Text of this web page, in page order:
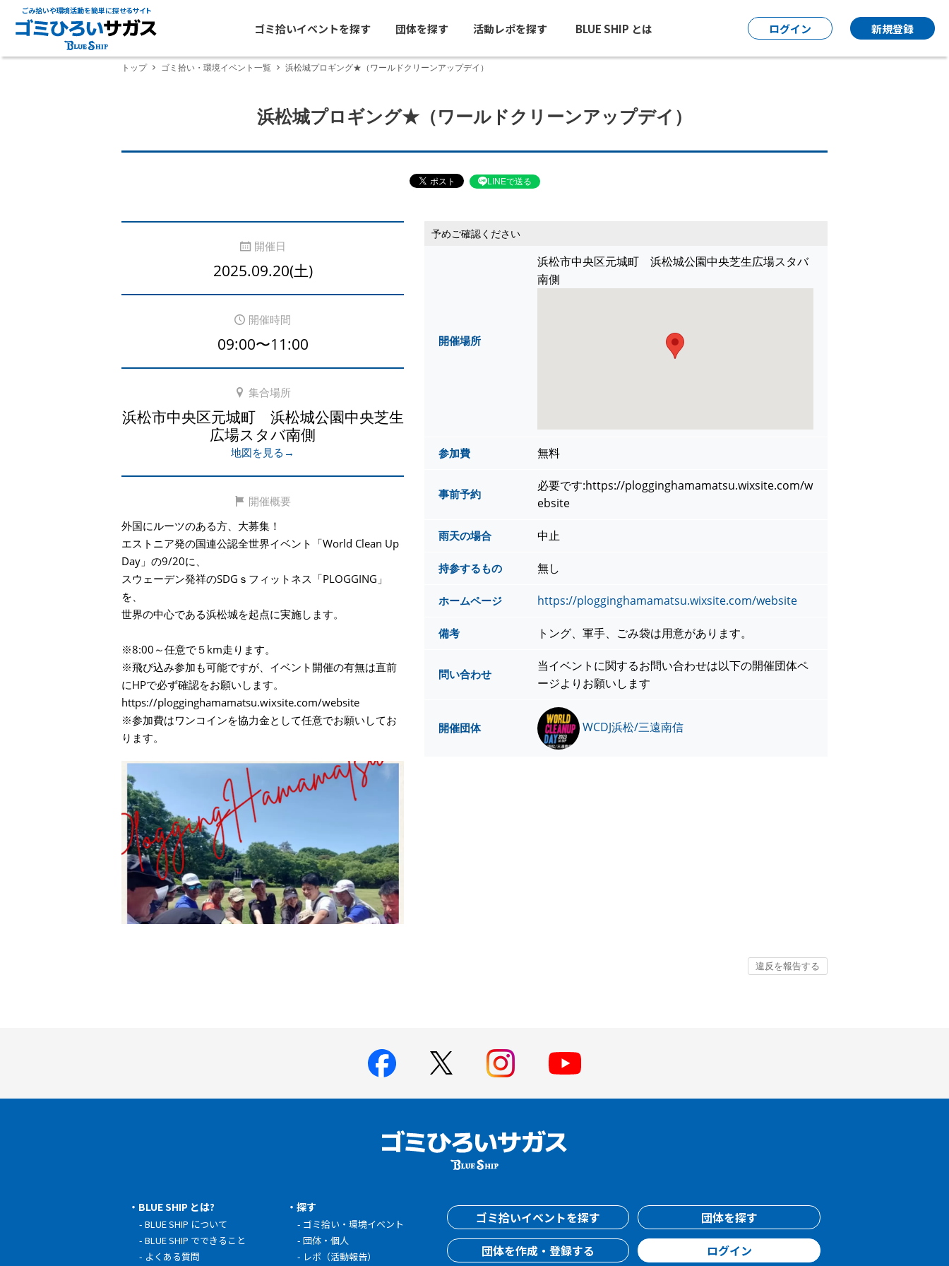
ごみ拾いや環境活動を簡単に探せるサイト
ゴミ拾いイベントを探す 団体を探す 活動レポを探す BLUE SHIP とは ログイン 新規登録
トップ ゴミ拾い・環境イベント一覧 浜松城プロギング★（ワールドクリーンアップデイ）
浜松城プロギング★（ワールドクリーンアップデイ）
LINEで送る
開催日
2025.09.20(土)
開催時間
09:00〜11:00
集合場所
浜松市中央区元城町 浜松城公園中央芝生
広場スタバ南側
地図を見る→
開催概要
外国にルーツのある方、大募集！
エストニア発の国連公認全世界イベント「World Clean Up
Day」の9/20に、
スウェーデン発祥のSDGｓフィットネス「PLOGGING」
を、
世界の中心である浜松城を起点に実施します。
※8:00～任意で５km走ります。
※飛び込み参加も可能ですが、イベント開催の有無は直前
にHPで必ず確認をお願いします。
https://plogginghamamatsu.wixsite.com/website
※参加費はワンコインを協力金として任意でお願いしてお
ります。
予めご確認ください
開催場所
浜松市中央区元城町 浜松城公園中央芝生広場スタバ
南側
参加費 無料
事前予約
必要です:https://plogginghamamatsu.wixsite.com/w
ebsite
雨天の場合 中止
持参するもの 無し
ホームページ https://plogginghamamatsu.wixsite.com/website
備考 トング、軍手、ごみ袋は用意があります。
問い合わせ
当イベントに関するお問い合わせは以下の開催団体ペ
ージよりお願いします
開催団体 WCDJ浜松/三遠南信
BLUE SHIP とは?
BLUE SHIP について
BLUE SHIP でできること
よくある質問
探す
ゴミ拾い・環境イベント
団体・個人
レポ（活動報告）
ゴミ拾いイベントを探す
団体を探す
団体を作成・登録する
ログイン